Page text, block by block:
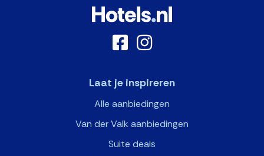
Laat je inspireren
Alle aanbiedingen
Van der Valk aanbiedingen
Suite deals